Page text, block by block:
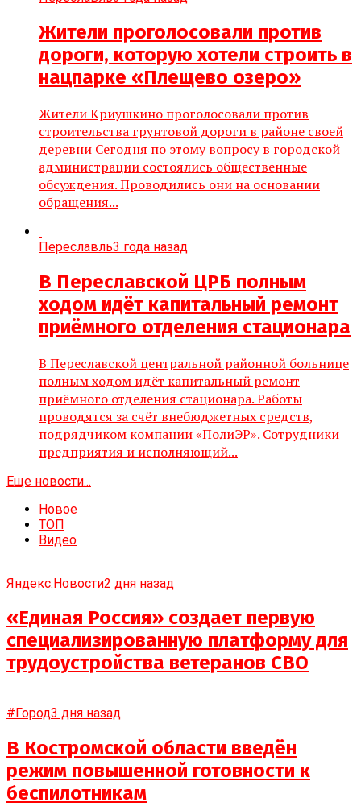
Жители проголосовали против
дороги, которую хотели строить в
нацпарке «Плещево озеро»
Жители Криушкино проголосовали против
строительства грунтовой дороги в районе своей
деревни Сегодня по этому вопросу в городской
администрации состоялись общественные
обсуждения. Проводились они на основании
обращения...
Переславль3 года назад
В Переславской ЦРБ полным
ходом идёт капитальный ремонт
приёмного отделения стационара
В Переславской центральной районной больнице
полным ходом идёт капитальный ремонт
приёмного отделения стационара. Работы
проводятся за счёт внебюджетных средств,
подрядчиком компании «ПолиЭР». Сотрудники
предприятия и исполняющий...
Еще новости...
Новое
ТОП
Видео
Яндекс.Новости2 дня назад
«Единая Россия» создает первую
специализированную платформу для
трудоустройства ветеранов СВО
#Город3 дня назад
В Костромской области введён
режим повышенной готовности к
беспилотникам